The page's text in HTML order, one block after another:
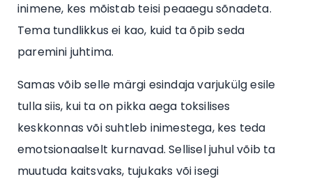
inimene, kes mõistab teisi peaaegu sõnadeta.
Tema tundlikkus ei kao, kuid ta õpib seda
paremini juhtima.
Samas võib selle märgi esindaja varjukülg esile
tulla siis, kui ta on pikka aega toksilises
keskkonnas või suhtleb inimestega, kes teda
emotsionaalselt kurnavad. Sellisel juhul võib ta
muutuda kaitsvaks, tujukaks või isegi